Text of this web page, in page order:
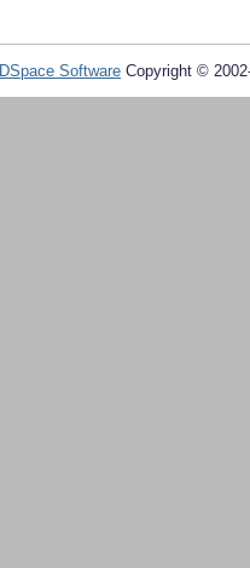
DSpace Software Copyright ©